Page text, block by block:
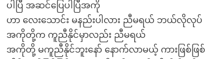
ပါပြီ အဆင်ပြေပါပြီအကို
ဟာ လေးသောင်း မနည်းပါလား ညီမရယ် ဘယ်လိုလုပ်
အကိုတို့က ကူညီနိုင်မှာလည်း ညီမရယ်
အကိုတို့ မကူညီနိုင်ဘူးနော် နောက်လာမယ့် ကားဖြစ်ဖြစ်